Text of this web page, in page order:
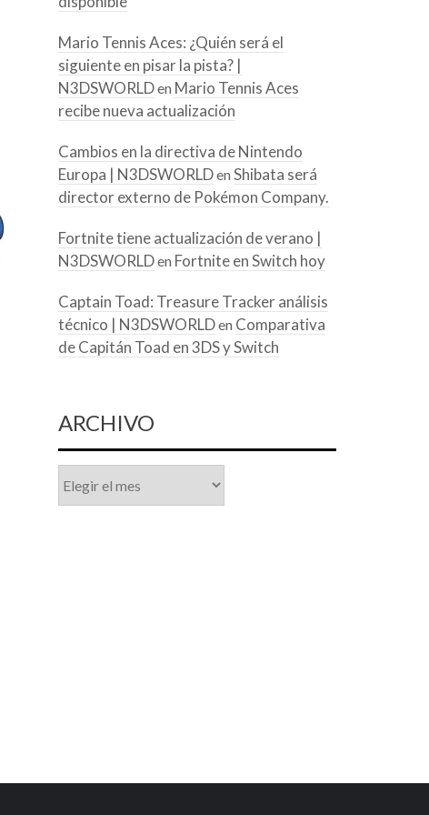
Mario Tennis Aces: ¿Quién será el
siguiente en pisar la pista? |
N3DSWORLDen Mario Tennis Aces
recibe nueva actualización
Cambios en la directiva de Nintendo
Europa | N3DSWORLDen Shibata será
director externo de Pokémon Company.
Fortnite tiene actualización de verano |
N3DSWORLDen Fortnite en Switch hoy
Captain Toad: Treasure Tracker análisis
técnico | N3DSWORLDen Comparativa
de Capitán Toad en 3DS y Switch
ARCHIVO